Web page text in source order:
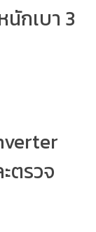
กเบา 3
ตรวจ